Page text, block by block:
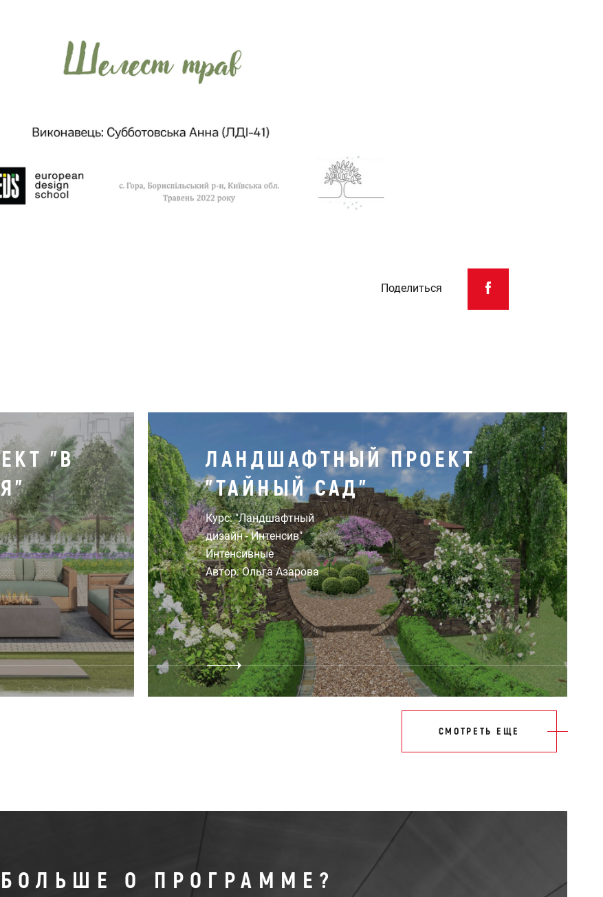
Поделиться
"В
ЛАНДШАФТНЫЙ ПРОЕКТ
"ТАЙНЫЙ САД"
Курс: "Ландшафтный
дизайн - Интенсив"
Интенсивные
Автор: Ольга Азарова
СМОТРЕТЬ ЕЩЕ
О ПРОГРАММЕ?